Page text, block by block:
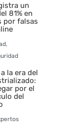
un
81% en
por falsas
,
la era del
por el
del